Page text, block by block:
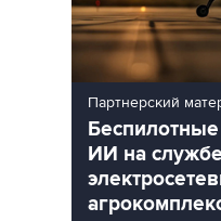
Партнерский
ИИ на